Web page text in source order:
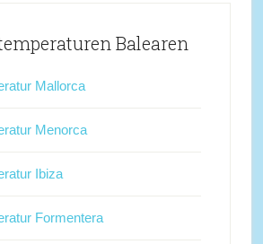
Balearen
Mallorca
Menorca
Ibiza
Formentera